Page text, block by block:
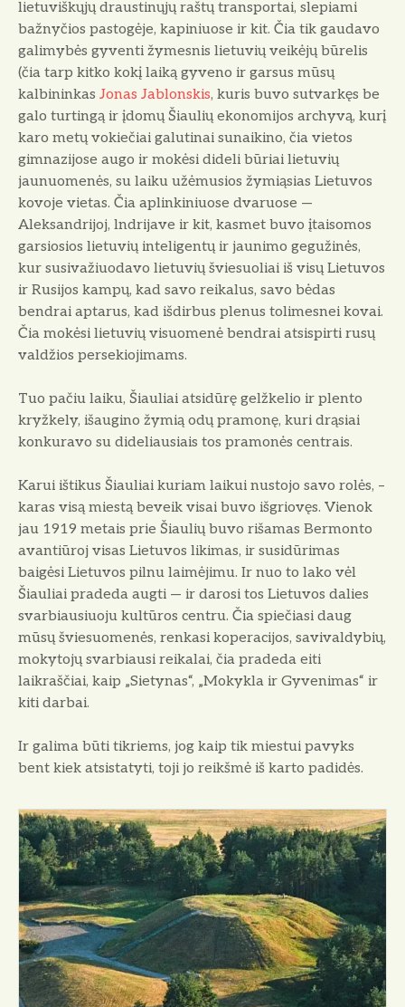
lie­tuviškųjų draustinųjų raštų transportai, slepiami
bažnyčios pastogėje, kapiniuose ir kit. Čia tik gaudavo
galimybės gyventi žymesnis lietuvių veikėjų būrelis
(čia tarp kitko kokį laiką gyveno ir garsus mūsų
kalbininkas Jonas Jab­lonskis, kuris buvo sutvarkęs be
galo turtingą ir įdomų Šiaulių ekonomijos archyvą, kurį
karo metų vokiečiai galu­tinai sunaikino, čia vietos
gimnazijose augo ir mokėsi dideli būriai lietuvių
jaunuomenės, su laiku užėmusios žymiąsias Lietuvos
kovoje vietas. Čia aplinkiniuose dva­ruose —
Aleksandrijoj, lndrijave ir kit, kasmet buvo įtai­somos
garsiosios lietuvių inteligentų ir jaunimo gegužinės,
kur susivažiuodavo lietuvių šviesuoliai iš visų Lietuvos
ir Rusijos kampų, kad savo reikalus, savo bėdas
bendrai ap­tarus, kad išdirbus plenus tolimesnei kovai.
Čia mokėsi lietuvių visuomenė bendrai atsispirti rusų
valdžios persekiojimams.
Tuo pačiu laiku, Šiauliai atsidūrę gelžkelio ir plento
kryžkely, išaugino žymią odų pramonę, kuri drąsiai
kon­kuravo su dideliausiais tos pramonės centrais.
Karui ištikus Šiauliai kuriam laikui nustojo savo ro­lės, –
karas visą miestą beveik visai buvo išgriovęs. Vie­nok
jau 1919 metais prie Šiaulių buvo rišamas Bermonto
avantiūroj visas Lietuvos likimas, ir susidūrimas
baigėsi Lietuvos pilnu laimėjimu. Ir nuo to lako vėl
Šiauliai pradeda augti — ir darosi tos Lietuvos dalies
svarbiau­siuoju kultūros centru. Čia spiečiasi daug
mūsų šviesuomenės, renkasi koperacijos, savivaldybių,
mokytojų svar­biausi reikalai, čia pradeda eiti
laikraščiai, kaip „Sietynas“, „Mokykla ir Gyvenimas“ ir
kiti darbai.
Ir galima būti tikriems, jog kaip tik miestui pavyks
bent kiek atsistatyti, toji jo reikšmė iš karto padidės.